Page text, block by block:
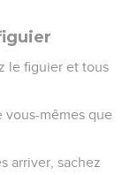
le figuier et tous
vous-mêmes que
arriver, sachez